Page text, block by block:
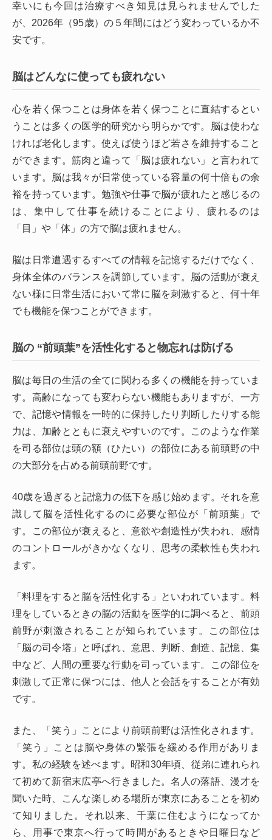
幸いにも今回は治療すべき知見は見られませんでした
が、2026年（95歳）の５年間にはどう変わっているか不
安です。
脳はどんなに使っても疲れない
心を若く保つことは身体を若く保つことに直結するとい
うことは多くの医学的研究から明らかです。脳は使わな
ければ老化します。使えば使うほど若さを維持すること
ができます。筋肉と違って「脳は疲れない」と言われて
います。脳は我々が日常使っている容量の何十倍もの余
裕を持っています。勉強や仕事で脳が疲れたと感じるの
は、集中して仕事を続けることにより、疲れるのは
「目」や「体」の方で脳は疲れません。
脳は日常遭遇するすべての情報を記憶するだけでなく、
身体全体のバランスを調節しています。脳の活動が衰え
ない様に日常生活において常に脳を刺激すると、何十年
でも機能を保つことができます。
脳の “前頭葉”を活性化すると物忘れは防げる
脳は毎日の生活の全てに関わる多くの機能を持っていま
す。高齢になっても変わらない機能もありますが、一方
で、記憶や情報を一時的に保持したり判断したりする能
力は、加齢とともに衰えやすいのです。このような作業
を司る部位は頭の額（ひたい）の部位にある前頭野の中
の大部分を占める前頭前野です。
40歳を過ぎると記憶力の低下を感じ始めます。それを意
識して脳を活性化するのに必要な部位が「前頭葉」で
す。この部位が衰えると、意欲や創造性が失われ、感情
のコントロールがきかなくなり、思考の柔軟性も失われ
ます。
「料理をすると脳を活性化する」といわれています。料
理をしているときの脳の活動を医学的に調べると、前頭
前野が刺激されることが知られています。この部位は
「脳の司令塔」と呼ばれ、意思、判断、創造、記憶、集
中など、人間の重要な行動を司っています。この部位を
刺激して正常に保つには、他人と会話をすることが有効
です。
また、「笑う」ことにより前頭前野は活性化されます。
「笑う」ことは脳や身体の緊張を緩める作用がありま
す。私の経験を述べます。昭和30年頃、従弟に連れられ
て初めて新宿末広亭へ行きました。名人の落語、漫才を
聞いた時、こんな楽しめる場所が東京にあることを初め
て知りました。それ以来、千葉に住むようになってか
ら、用事で東京へ行って時間があるときや日曜日など